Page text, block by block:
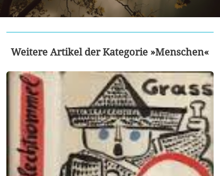
Weitere Artikel der Kategorie »Menschen«